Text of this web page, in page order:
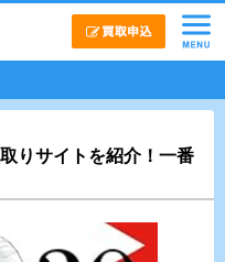
りサイトを紹介！一番